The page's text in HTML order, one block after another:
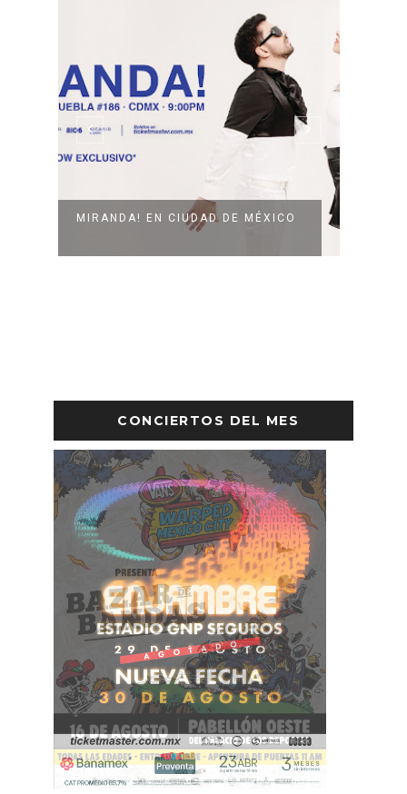
MIRANDA! EN CIUDAD DE MÉXICO
CONCIERTOS DEL MES